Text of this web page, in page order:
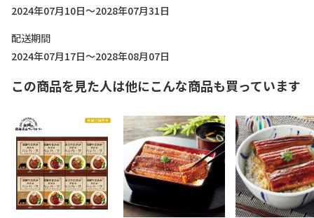
2024年07月10日～2028年07月31日
配送期間
2024年07月17日～2028年08月07日
この商品を見た人は他にこんな商品も買っています